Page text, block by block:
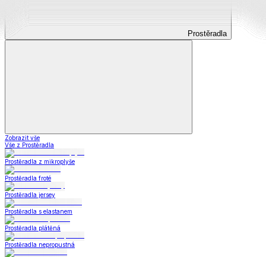
Prostěradla
Zobrazit vše
Vše z Prostěradla
Prostěradla z mikroplyše
Prostěradla froté
Prostěradla jersey
Prostěradla s elastanem
Prostěradla plátěná
Prostěradla nepropustná